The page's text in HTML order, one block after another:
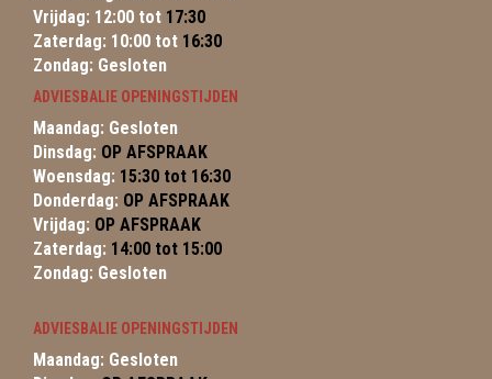
Vrijdag: 12:00 tot 17:30
Zaterdag: 10:00 tot 16:30
Zondag: Gesloten
ADVIESBALIE OPENINGSTIJDEN
Maandag: Gesloten
Dinsdag: OP AFSPRAAK
Woensdag: 15:30 tot 16:30
Donderdag: OP AFSPRAAK
Vrijdag: OP AFSPRAAK
Zaterdag: 14:00 tot 15:00
Zondag: Gesloten
ADVIESBALIE OPENINGSTIJDEN
Maandag: Gesloten